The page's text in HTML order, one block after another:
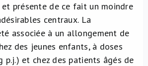
présente de ce fait un moindre
centraux. La
associée à un allongement de
des jeunes enfants, à doses
p.j.) et chez des patients âgés de